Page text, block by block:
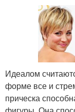
Идеалом
форме все и
прическа